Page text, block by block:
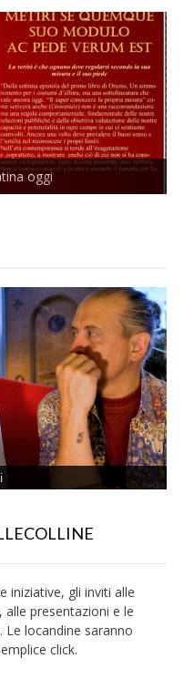
oggi
iniziative, gli inviti alle
presentazioni e le
locandine saranno
click.